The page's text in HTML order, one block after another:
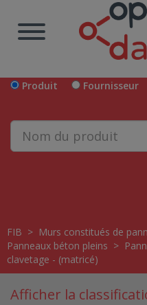
Produit Fournisseur
FIB > Murs constitués de
Panneaux béton pleins >
clavetage - (matricé)
Afficher la